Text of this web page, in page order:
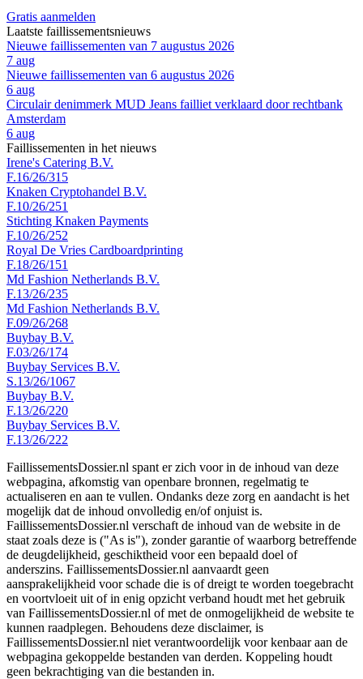
Gratis aanmelden
Laatste faillissementsnieuws
Nieuwe faillissementen van 7 augustus 2026
7 aug
Nieuwe faillissementen van 6 augustus 2026
6 aug
Circulair denimmerk MUD Jeans failliet verklaard door rechtbank
Amsterdam
6 aug
Faillissementen in het nieuws
Irene's Catering B.V.
F.16/26/315
Knaken Cryptohandel B.V.
F.10/26/251
Stichting Knaken Payments
F.10/26/252
Royal De Vries Cardboardprinting
F.18/26/151
Md Fashion Netherlands B.V.
F.13/26/235
Md Fashion Netherlands B.V.
F.09/26/268
Buybay B.V.
F.03/26/174
Buybay Services B.V.
S.13/26/1067
Buybay B.V.
F.13/26/220
Buybay Services B.V.
F.13/26/222
FaillissementsDossier.nl spant er zich voor in de inhoud van deze
webpagina, afkomstig van openbare bronnen, regelmatig te
actualiseren en aan te vullen. Ondanks deze zorg en aandacht is het
mogelijk dat de inhoud onvolledig en/of onjuist is.
FaillissementsDossier.nl verschaft de inhoud van de website in de
staat zoals deze is ("As is"), zonder garantie of waarborg betreffende
de deugdelijkheid, geschiktheid voor een bepaald doel of
anderszins. FaillissementsDossier.nl aanvaardt geen
aansprakelijkheid voor schade die is of dreigt te worden toegebracht
en voortvloeit uit of in enig opzicht verband houdt met het gebruik
van FaillissementsDossier.nl of met de onmogelijkheid de website te
kunnen raadplegen. Behoudens deze disclaimer, is
FaillissementsDossier.nl niet verantwoordelijk voor kenbaar aan de
webpagina gekoppelde bestanden van derden. Koppeling houdt
geen bekrachtiging van die bestanden in.